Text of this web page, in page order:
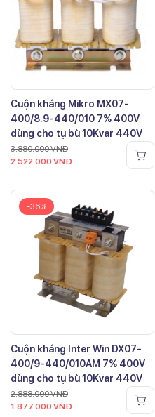
Cuộn kháng Mikro MX07-
400/8.9-440/010 7% 400V
dùng cho tụ bù 10Kvar 440V
3.880.000VNĐ
2.522.000 VNĐ
-36%
Cuộn kháng Inter Win DX07-
400/9-440/010AM 7% 400V
dùng cho tụ bù 10Kvar 440V
2.888.000VNĐ
1.877.000 VNĐ